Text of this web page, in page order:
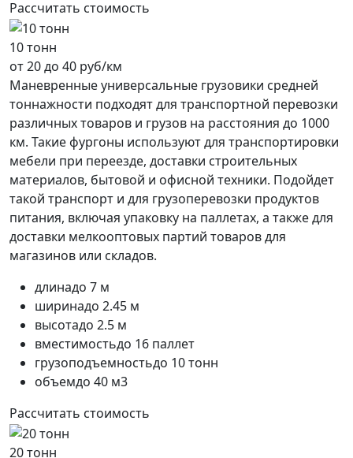
Рассчитать стоимость
10 тонн
от 20 до 40 руб/км
Маневренные универсальные грузовики средней
тоннажности подходят для транспортной перевозки
различных товаров и грузов на расстояния до 1000
км. Такие фургоны используют для транспортировки
мебели при переезде, доставки строительных
материалов, бытовой и офисной техники. Подойдет
такой транспорт и для грузоперевозки продуктов
питания, включая упаковку на паллетах, а также для
доставки мелкооптовых партий товаров для
магазинов или складов.
длинадо 7 м
ширинадо 2.45 м
высотадо 2.5 м
вместимостьдо 16 паллет
грузоподъемностьдо 10 тонн
объемдо 40 м3
Рассчитать стоимость
20 тонн